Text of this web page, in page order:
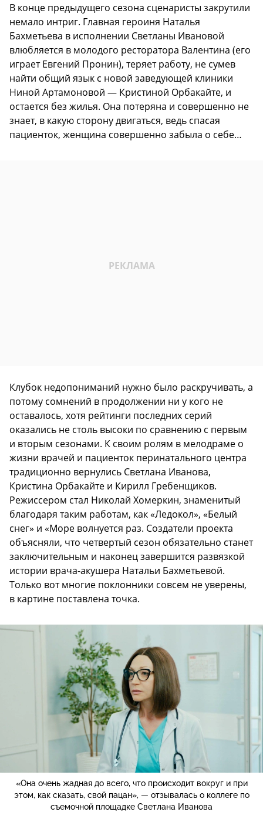
В конце предыдущего сезона сценаристы закрутили
немало интриг. Главная героиня Наталья
Бахметьева в исполнении Светланы Ивановой
влюбляется в молодого ресторатора Валентина (его
играет Евгений Пронин), теряет работу, не сумев
найти общий язык с новой заведующей клиники
Ниной Артамоновой — Кристиной Орбакайте, и
остается без жилья. Она потеряна и совершенно не
знает, в какую сторону двигаться, ведь спасая
пациенток, женщина совершенно забыла о себе…
Клубок недопониманий нужно было раскручивать, а
потому сомнений в продолжении ни у кого не
оставалось, хотя рейтинги последних серий
оказались не столь высоки по сравнению с первым
и вторым сезонами. К своим ролям в мелодраме о
жизни врачей и пациенток перинатального центра
традиционно вернулись Светлана Иванова,
Кристина Орбакайте и Кирилл Гребенщиков.
Режиссером стал Николай Хомеркин, знаменитый
благодаря таким работам, как «Ледокол», «Белый
снег» и «Море волнуется раз. Создатели проекта
объясняли, что четвертый сезон обязательно станет
заключительным и наконец завершится развязкой
истории врача-акушера Натальи Бахметьевой.
Только вот многие поклонники совсем не уверены,
в картине поставлена точка.
«Она очень жадная до всего, что происходит вокруг и при
этом, как сказать, свой пацан», — отзывалась о коллеге по
съемочной площадке Светлана Иванова